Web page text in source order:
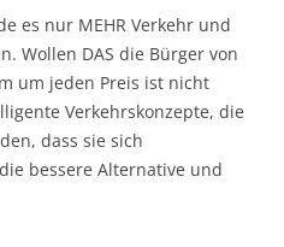
es nur MEHR Verkehr und
Wollen DAS die Bürger von
um jeden Preis ist nicht
Verkehrskonzepte, die
dass sie sich
bessere Alternative und